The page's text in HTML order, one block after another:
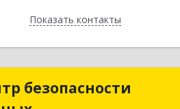
Показать контакты
Назад
безопасности
Центр безопасности